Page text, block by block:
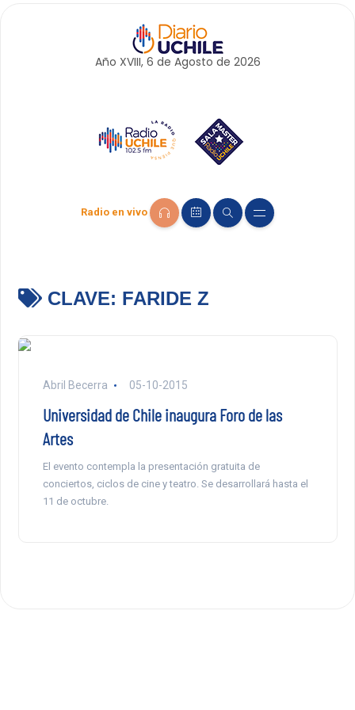
Año XVIII, 6 de Agosto de 2026
Radio en vivo
CLAVE: FARIDE Z
Abril Becerra 05-10-2015
Universidad de Chile inaugura Foro de las
Artes
El evento contempla la presentación gratuita de
conciertos, ciclos de cine y teatro. Se desarrollará hasta el
11 de octubre.